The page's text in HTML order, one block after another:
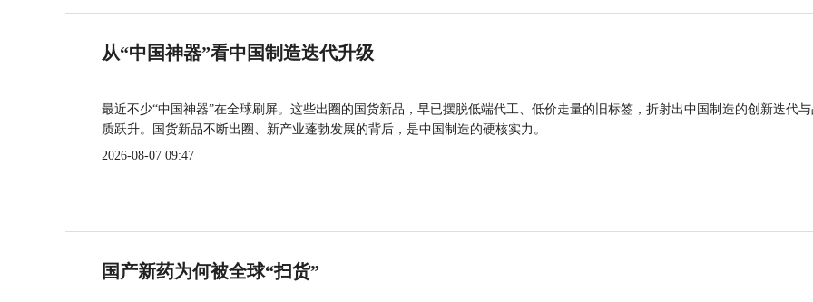
从“中国神器”看中国制造迭代升级
最近不少“中国神器”在全球刷屏。这些出圈的国货新品，早已摆脱低端代工、低价走量的旧标签，折射出中国制造的创新迭代
质跃升。国货新品不断出圈、新产业蓬勃发展的背后，是中国制造的硬核实力。
2026-08-07 09:47
国产新药为何被全球“扫货”